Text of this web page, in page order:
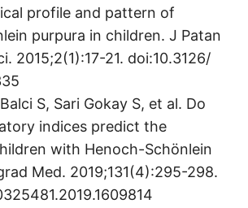
profile and pattern of
purpura in children. J Patan
2015;2(1):17-21. doi:10.3126/
S, Sari Gokay S, et al. Do
indices predict the
with Henoch-Schönlein
Med. 2019;131(4):295-298.